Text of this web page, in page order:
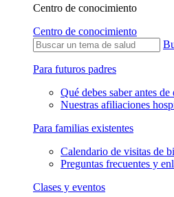
Centro de conocimiento
Centro de conocimiento
Para futuros padres
Qué debes saber antes
Nuestras afiliaciones
Para familias existentes
Calendario de visitas de
Preguntas frecuentes y
Clases y eventos